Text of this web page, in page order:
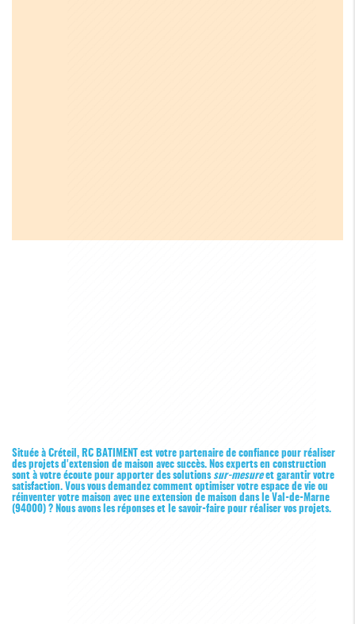
Située à Créteil, RC BATIMENT est votre partenaire de confiance pour réaliser
des projets d'extension de maison avec succès. Nos experts en construction
sont à votre écoute pour apporter des solutionssur-mesureet garantir votre
satisfaction. Vous vous demandez comment optimiser votre espace de vie ou
réinventer votre maison avec une extension de maison dans le Val-de-Marne
(94000) ? Nous avons les réponses et le savoir-faire pour réaliser vos projets.